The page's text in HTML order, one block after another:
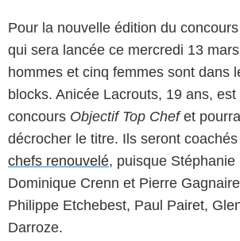
Pour la nouvelle édition du
qui sera lancée ce mercredi 13
hommes et cinq femmes sont dans
blocks. Anicée Lacrouts, 19 ans,
concours Objectif Top Chefet
décrocher le titre. Ils seront
chefs renouvelé, puisque Stéphanie
Dominique Crenn et Pierre
Philippe Etchebest, Paul Pairet,
Darroze.